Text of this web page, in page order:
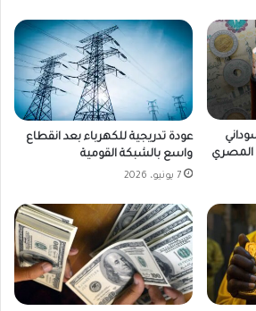
المصري
عودة تدريجية للكهرباء بعد انقطاع
واسع بالشبكة القومية
7 يونيو، 2026